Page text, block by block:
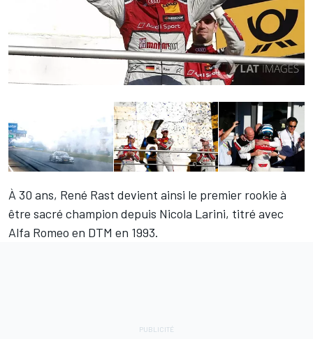
À 30 ans, René Rast devient ainsi le premier rookie à
être sacré champion depuis Nicola Larini, titré avec
Alfa Romeo en DTM en 1993.